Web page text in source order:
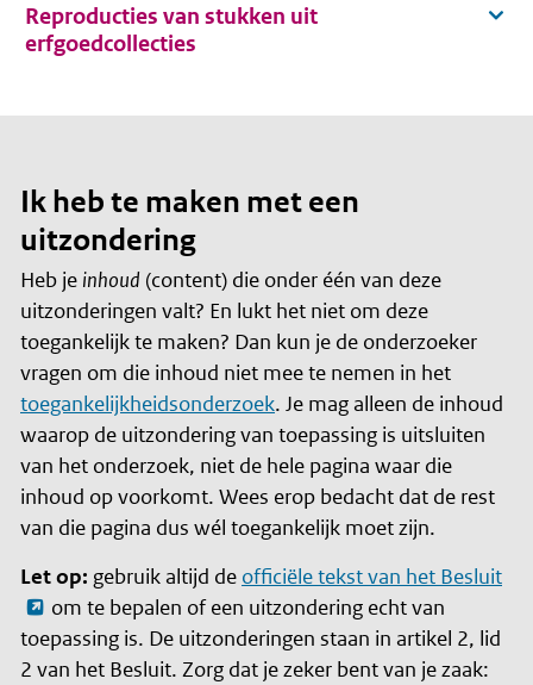
Reproducties van stukken uit
erfgoedcollecties
Ik heb te maken met een
uitzondering
Heb je inhoud (content) die onder één van deze
uitzonderingen valt? En lukt het niet om deze
toegankelijk te maken? Dan kun je de onderzoeker
vragen om die inhoud niet mee te nemen in het
toegankelijkheidsonderzoek. Je mag alleen de inhoud
waarop de uitzondering van toepassing is uitsluiten
van het onderzoek, niet de hele pagina waar die
inhoud op voorkomt. Wees erop bedacht dat de rest
van die pagina dus wél toegankelijk moet zijn.
Let op: gebruik altijd de officiële tekst van het Besluit
om te bepalen of een uitzondering echt van
toepassing is. De uitzonderingen staan in artikel 2, lid
2 van het Besluit. Zorg dat je zeker bent van je zaak: